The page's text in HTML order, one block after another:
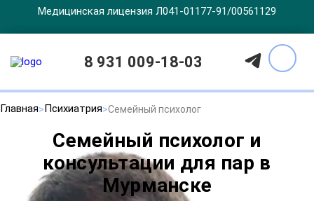
Медицинская лицензия Л041-01177-91/00561129
8 931 009-18-03
Главная Психиатрия Семейный психолог
Семейный психолог и
консультации для пар в
Мурманске